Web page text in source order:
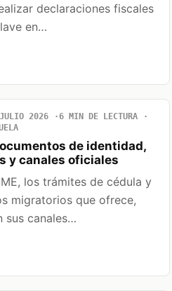
declaraciones fiscales
en…
2026
6 MIN DE LECTURA
de identidad,
y canales oficiales
los trámites de cédula y
migratorios que ofrece,
sus canales…